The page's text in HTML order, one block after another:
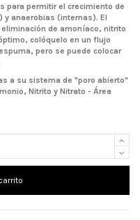
para permitir el crecimiento de
y anaerobias (internas). El
de amoníaco, nitrito
colóquelo en un flujo
pero se puede colocar
a su sistema de "poro abierto"
Nitrito y Nitrato - Área